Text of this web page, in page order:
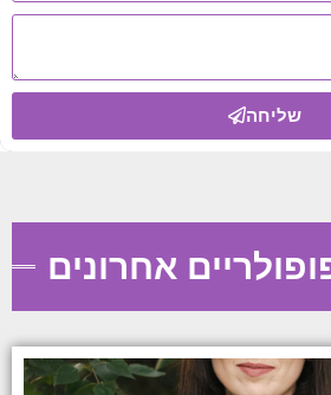
שליחה
אחרונים